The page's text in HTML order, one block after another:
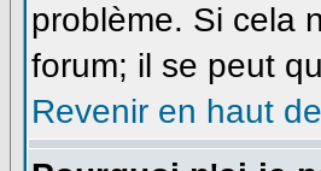
problème. Si cela
forum; il se peut
Revenir en haut